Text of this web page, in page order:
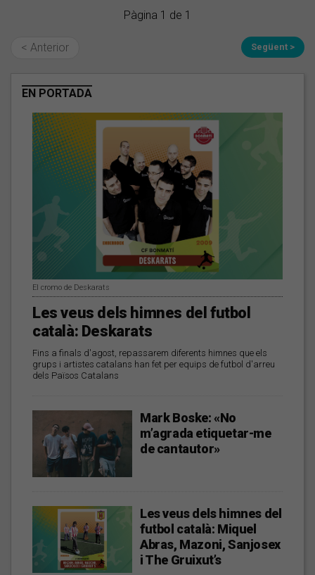
Pàgina 1 de 1
< Anterior Següent >
EN PORTADA
El cromo de Deskarats
Les veus dels himnes del futbol
català: Deskarats
Fins a finals d'agost, repassarem diferents himnes que els
grups i artistes catalans han fet per equips de futbol d'arreu
dels Països Catalans
Mark Boske: «No
m’agrada etiquetar-me
de cantautor»
Les veus dels himnes del
futbol català: Miquel
Abras, Mazoni, Sanjosex
i The Gruixut’s